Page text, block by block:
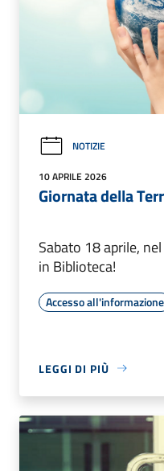
NOTIZIE
10 APRILE 2026
Giornata della
Sabato 18 aprile,
in Biblioteca!
Accesso all'informazione
LEGGI DI PIÙ